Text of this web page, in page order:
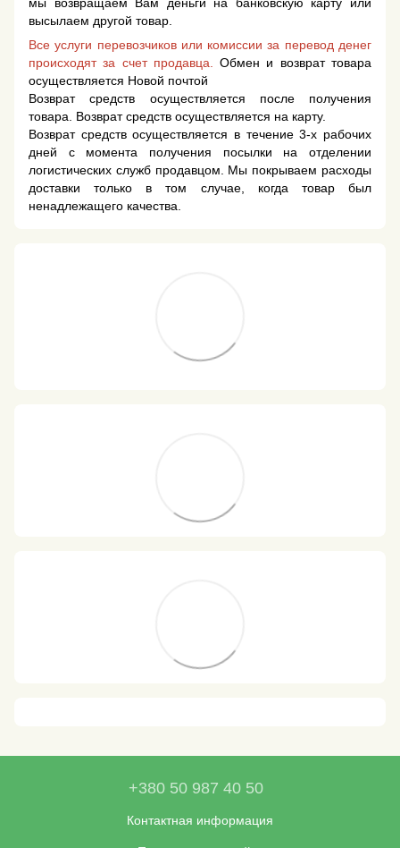
мы возвращаем Вам деньги на банковскую карту или
высылаем другой товар.
Все услуги перевозчиков или комиссии за перевод денег
происходят за счет продавца.Обмен и возврат товара
осуществляется Новой почтой
Возврат средств осуществляется после получения
товара. Возврат средств осуществляется на карту.
Возврат средств осуществляется в течение 3-х рабочих
дней с момента получения посылки на отделении
логистических служб продавцом. Мы покрываем расходы
доставки только в том случае, когда товар был
ненадлежащего качества.
+380 50 987 40 50
Контактная информация